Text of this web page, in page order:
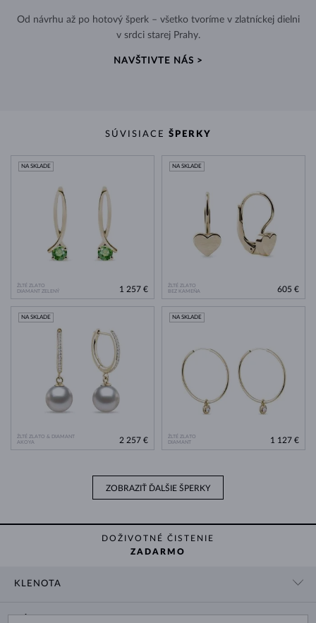
Od návrhu až po hotový šperk – všetko tvoríme v zlatníckej dielni
v srdci starej Prahy.
NAVŠTIVTE NÁS >
SÚVISIACE ŠPERKY
ŽLTÉ ZLATO
DIAMANT ZELENÝ
NA SKLADE
1 257 €
ŽLTÉ ZLATO
BEZ KAMEŇA
NA SKLADE
605 €
ŽLTÉ ZLATO & DIAMANT
AKOYA
NA SKLADE
2 257 €
ŽLTÉ ZLATO
DIAMANT
NA SKLADE
1 127 €
ZOBRAZIŤ ĎALŠIE ŠPERKY
DOŽIVOTNÉ ČISTENIE
ZADARMO
KLENOTA